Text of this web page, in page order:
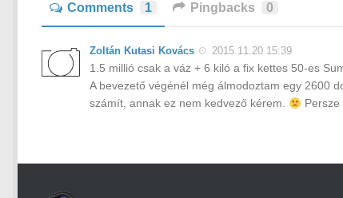
Comments 1 Pingbacks 0
Zoltán Kutasi Kovács 2015.11.20 15:39
1.5 millió csak a váz + 6 kiló a fix kettes 50-es
A bevezető végénél még álmodoztam egy 2600
számít, annak ez nem kedvező kérem.